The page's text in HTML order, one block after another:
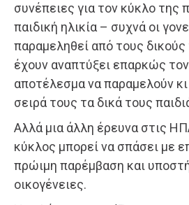
συνέπειες για τον κύκλο της
παιδική ηλικία – συχνά οι
παραμεληθεί από τους δικούς
έχουν αναπτύξει επαρκώς
αποτέλεσμα να παραμελούν κι
σειρά τους τα δικά τους
Αλλά μια άλλη έρευνα στις
κύκλος μπορεί να σπάσει με
πρώιμη παρέμβαση και
οικογένειες.